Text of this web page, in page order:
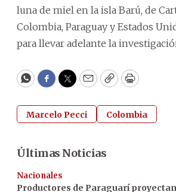
luna de miel en la isla Barú, de
Colombia, Paraguay y Estados
para llevar adelante la
WhatsApp
Facebook
Twitter
EmailCopyPrint
Marcelo Pecci Colombia
Últimas Noticias
Nacionales
Productores de Paraguarí proyectan